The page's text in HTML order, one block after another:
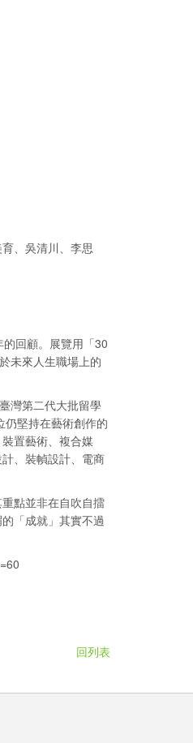
、吳清川、李思
回顧。展覽用「30
未來人生職場上的
灣第二代大批留學
堅持在藝術創作的
置藝術、複合媒
、裝幀設計、電商
點並非在自吹自擂
「成就」其實不過
回列表